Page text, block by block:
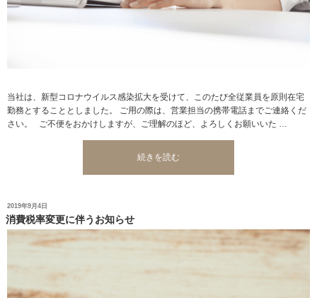
当社は、新型コロナウイルス感染拡大を受けて、このたび全従業員を原則在宅
勤務とすることとしました。 ご用の際は、営業担当の携帯電話までご連絡くだ
さい。 ご不便をおかけしますが、ご理解のほど、よろしくお願いいた …
“新
続きを読む
投
稿
日:
2019年9月4日
消費税率変更に伴うお知らせ